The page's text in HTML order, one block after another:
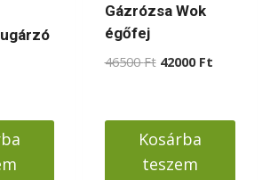
Gázrózsa Wok
égőfej
46500Ft Original
46500 Ft.
42000 FtCurrent
42000 Ft.
Kosárba
teszem